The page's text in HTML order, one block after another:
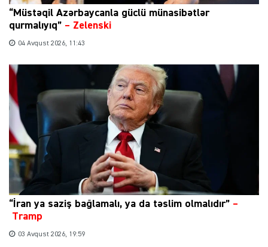
“Müstəqil Azərbaycanla güclü münasibətlər
qurmalıyıq” – Zelenski
04 Avqust 2026, 11:43
“İran ya saziş bağlamalı, ya da təslim olmalıdır” –
Tramp
03 Avqust 2026, 19:59